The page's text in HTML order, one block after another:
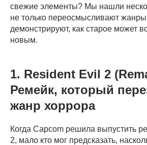
свежие элементы? Мы нашли
не только переосмысливают
демонстрируют, как старое может
новым.
1. Resident Evil 2
Ремейк, который
жанр хоррора
Когда Capcom решила выпустить
2, мало кто мог предсказать,